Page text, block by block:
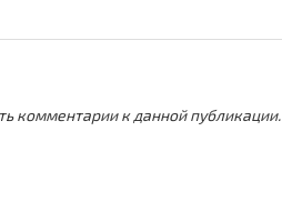
комментарии к данной публикации.